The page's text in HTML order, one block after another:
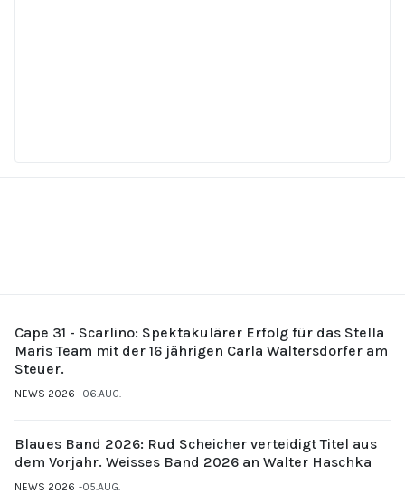
Cape 31 - Scarlino: Spektakulärer Erfolg für das Stella
Maris Team mit der 16 jährigen Carla Waltersdorfer am
Steuer.
NEWS 2026 06.AUG.
Blaues Band 2026: Rud Scheicher verteidigt Titel aus
dem Vorjahr. Weisses Band 2026 an Walter Haschka
NEWS 2026 05.AUG.